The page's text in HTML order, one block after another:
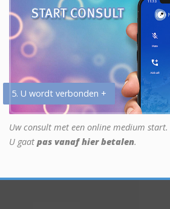
5. U wordt verbonden +
Uw consult met een online medium start.
U gaat pas vanaf hier betalen.